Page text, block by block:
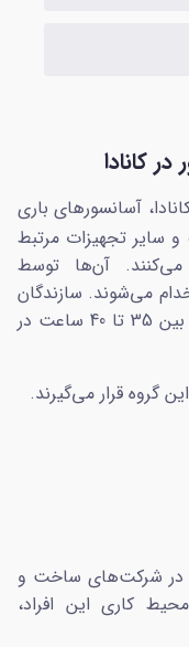
کانادا
آسانسورهای باری
و سایر تجهیزات مرتبط
می‌کنند. آن‌ها توسط
می‌شوند. سازندگان
و مکانیک‌های آسانسور در کانادا، معمولاً بین 35 تا 40 ساعت در
گروه قرار می‌گیرند.
در شرکت‌های ساخت و
کاری این افراد،